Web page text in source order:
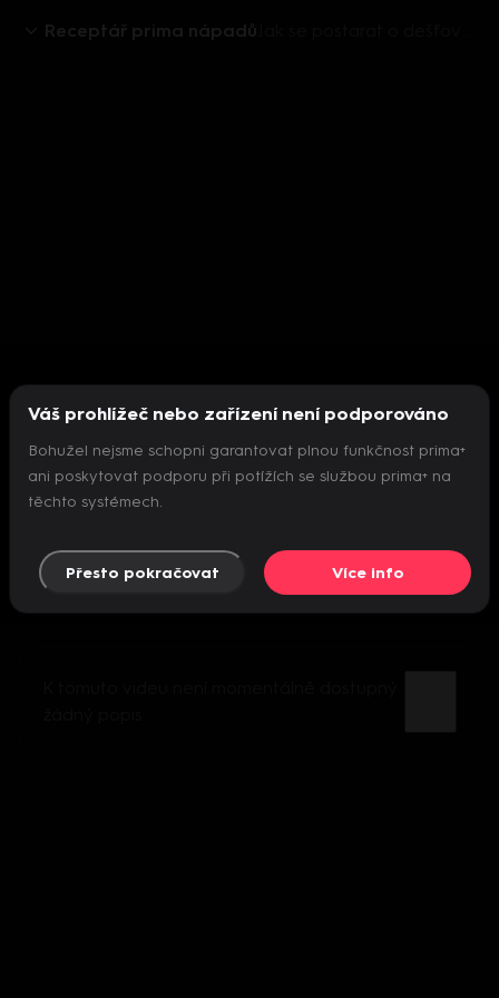
Receptář prima nápadů
Nepodařilo se inicializovat přehrávač
Váš prohlížeč nebo zařízení není podporováno
Bohužel nejsme schopni garantovat plnou funkčnost prima+
ani poskytovat podporu při potížích se službou prima+ na
těchto systémech.
Přesto pokračovat Více info